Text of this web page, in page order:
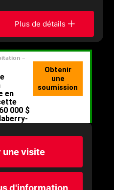
Plus de détails
une visite
d'information